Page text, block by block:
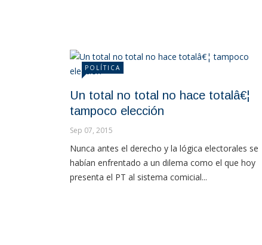
POLÍTICA
Un total no total no hace totalâ€¦
tampoco elección
Sep 07, 2015
Nunca antes el derecho y la lógica electorales se
habían enfrentado a un dilema como el que hoy
presenta el PT al sistema comicial...